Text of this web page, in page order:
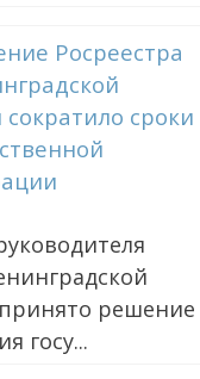
Росреестра
сократило сроки
решение
госу...